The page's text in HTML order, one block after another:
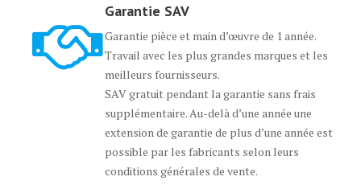
Garantie SAV
Garantie pièce et main d’œuvre de 1 année.
Travail avec les plus grandes marques et les
meilleurs fournisseurs.
SAV gratuit pendant la garantie sans frais
supplémentaire. Au-delà d’une année une
extension de garantie de plus d’une année est
possible par les fabricants selon leurs
conditions générales de vente.